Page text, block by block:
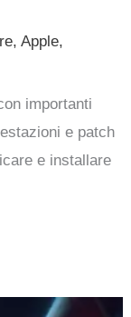
,Apple,
importanti
e patch
e installare